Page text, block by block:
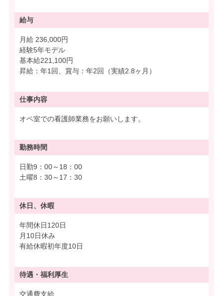
給与
月給 236,000円
経験5年モデル
基本給221,100円
昇給：年1回、賞与：年2回（実績2.8ヶ月）
仕事内容
オペ室での看護師業務をお願いします。
勤務時間
日勤9：00～18：00
土曜8：30～17：30
休日、休暇
年間休日120日
月10日休み
有給休暇初年度10日
待遇・ 福利厚生
交通費支給